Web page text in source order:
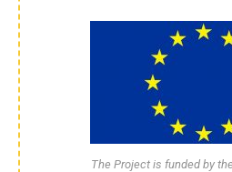
The Project is funded by